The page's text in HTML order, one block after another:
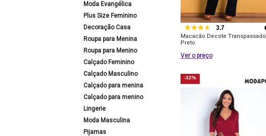
Moda Evangélica
Plus Size Feminino
Decoração Casa
Roupa para Menina
Roupa para Menino
Calçado Feminino
Calçado Masculino
Calçado para menina
Calçado para menino
Lingerie
Moda Masculina
Pijamas
3.7
Macacão Decote Transpassado
Preto
Ver o preço
-32%